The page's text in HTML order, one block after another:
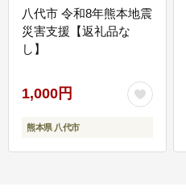
八代市 令和8年熊本地震
災害支援【返礼品な
し】
1,000円
熊本県 八代市